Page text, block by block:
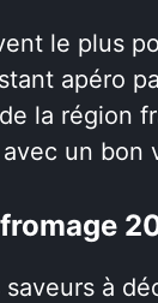
le plus
apéro
la région
un
à